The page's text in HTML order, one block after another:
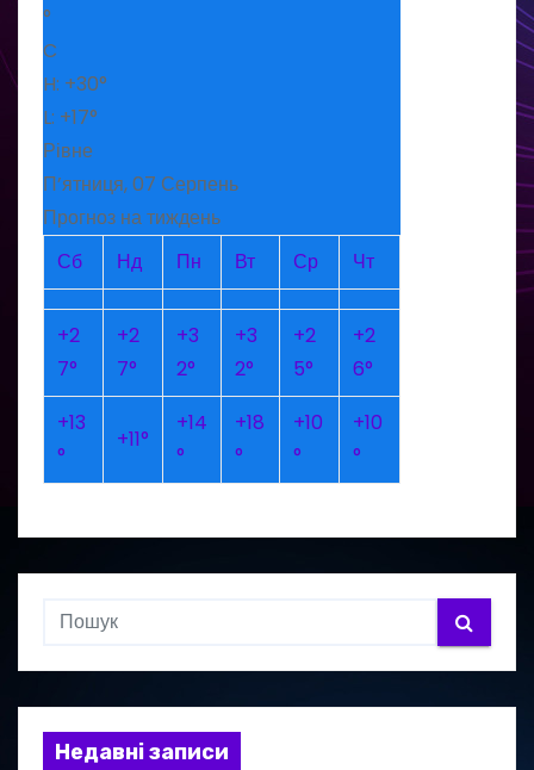
°
C
H: +30°
L: +17°
Рівне
П’ятниця, 07 Серпень
Прогноз на тиждень
Сб
Нд Пн Вт Ср Чт
+2
7°
+2
7°
+3
2°
+3
2°
+2
5°
+2
6°
+13
°
+11°
+14
°
+18
°
+10
°
+10
°
Недавні записи